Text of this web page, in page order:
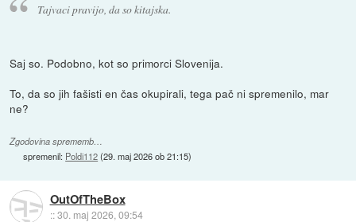
Tajvaci pravijo, da so kitajska.
Saj so. Podobno, kot so primorci Slovenija.
To, da so jih fašisti en čas okupirali, tega pač ni spremenilo, mar
ne?
Zgodovina sprememb…
spremenil: Poldi112(29. maj 2026 ob 21:15)
OutOfTheBox
::30. maj 2026, 09:54